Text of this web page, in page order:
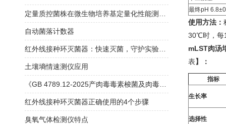
最终pH
使用方法：
30℃时，每
mLST肉汤
表】 ：
指标
生长率
选择性
自动菌落计数器
土壤墒情速测仪应用
红外线接种环灭菌器正确使用的4个步骤
臭氧气体检测仪特点